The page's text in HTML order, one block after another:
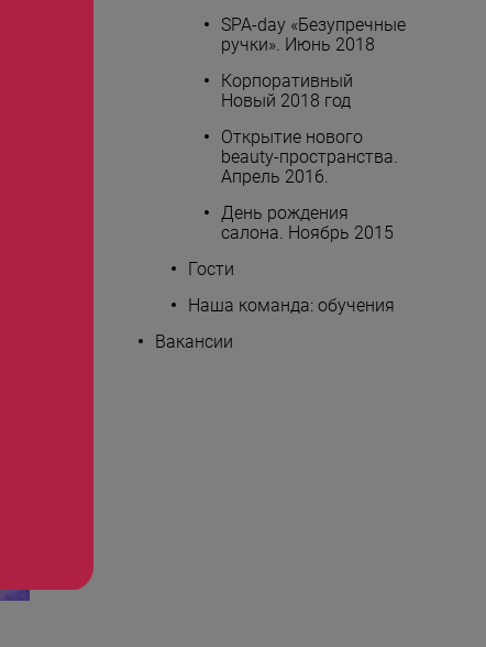
SPA-day «Безупречные
ручки». Июнь 2018
Корпоративный
Новый 2018 год
Открытие нового
beauty-пространства.
Апрель 2016.
День рождения
салона. Ноябрь 2015
Гости
Наша команда: обучения
Вакансии